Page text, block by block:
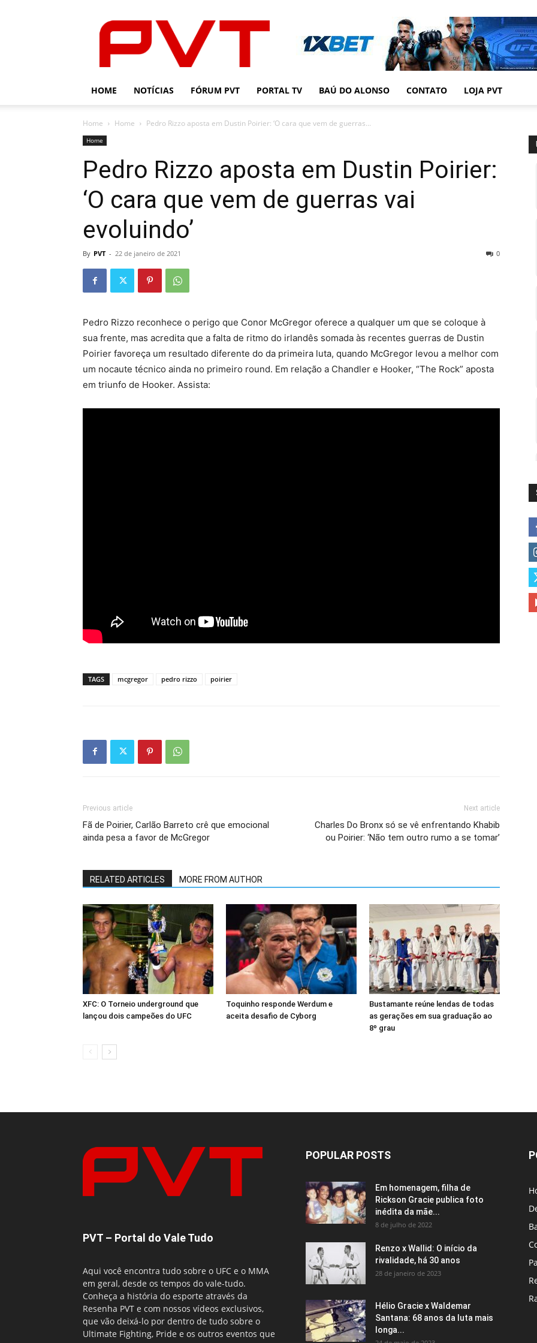
HOME NOTÍCIAS FÓRUM PVT PORTAL TV BAÚ DO ALONSO CONTATO LOJA PVT
Home Home Pedro Rizzo aposta em Dustin Poirier: ‘O cara que vem de guerras...
Home
Pedro Rizzo aposta em Dustin Poirier:
‘O cara que vem de guerras vai
evoluindo’
By PVT - 22 de janeiro de 2021 0
Pedro Rizzo reconhece o perigo que Conor McGregor oferece a qualquer um que se coloque à
sua frente, mas acredita que a falta de ritmo do irlandês somada às recentes guerras de Dustin
Poirier favoreça um resultado diferente do da primeira luta, quando McGregor levou a melhor com
um nocaute técnico ainda no primeiro round. Em relação a Chandler e Hooker, “The Rock” aposta
em triunfo de Hooker. Assista:
TAGS mcgregor pedro rizzo poirier
Previous article
Fã de Poirier, Carlão Barreto crê que emocional
ainda pesa a favor de McGregor
Next article
Charles Do Bronx só se vê enfrentando Khabib
ou Poirier: ‘Não tem outro rumo a se tomar’
RELATED ARTICLES MORE FROM AUTHOR
XFC: O Torneio underground que
lançou dois campeões do UFC
Toquinho responde Werdum e
aceita desafio de Cyborg
Bustamante reúne lendas de todas
as gerações em sua graduação ao
8º grau
PVT – Portal do Vale Tudo
Aqui você encontra tudo sobre o UFC e o MMA
em geral, desde os tempos do vale-tudo.
Conheça a história do esporte através da
Resenha PVT e com nossos vídeos exclusivos,
que vão deixá-lo por dentro de tudo sobre o
Ultimate Fighting, Pride e os outros eventos que
POPULAR POSTS
Em homenagem, filha de
Rickson Gracie publica foto
inédita da mãe...
8 de julho de 2022
Renzo x Wallid: O início da
rivalidade, há 30 anos
28 de janeiro de 2023
Hélio Gracie x Waldemar
Santana: 68 anos da luta mais
longa...